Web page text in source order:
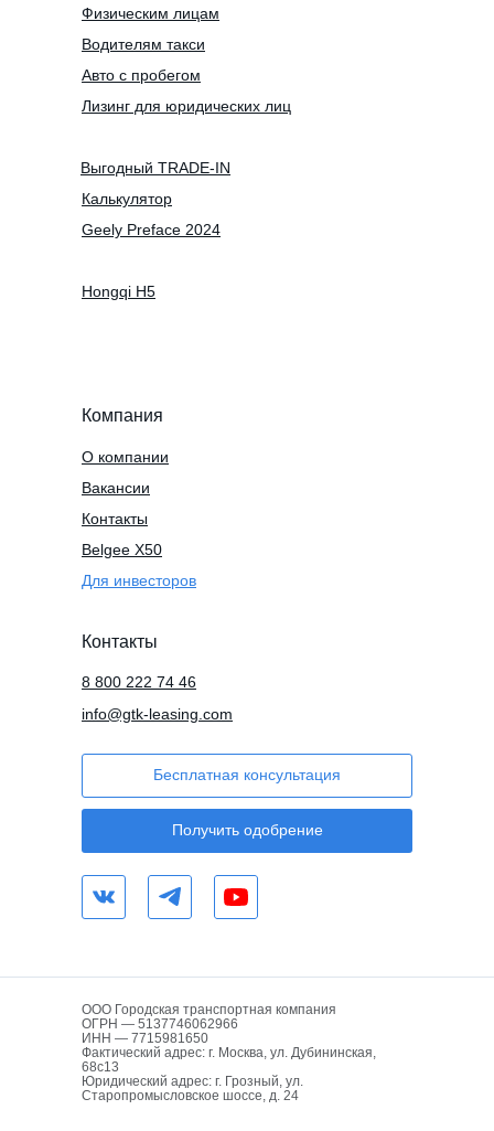
Компания
О компании
Вакансии
Контакты
Для инвесторов
Контакты
info@gtk-leasing.com
Бесплатная консультация
Водителям такси
Физическим лицам
Получить одобрение
Авто с пробегом
Belgee X50
Лизинг для юридических лиц
Калькулятор
Hongqi H5
8 800 222 74 46
Выгодный TRADE-IN
Geely Preface 2024
ООО Городская транспортная компания
ОГРН — 5137746062966
ИНН — 7715981650
Фактический адрес: г. Москва, ул. Дубининская,
68с13
Юридический адрес: г. Грозный, ул.
Старопромысловское шоссе, д. 24